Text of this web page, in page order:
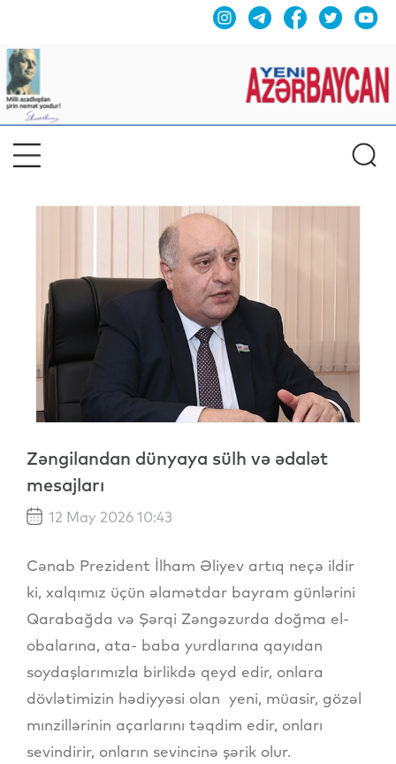
Zəngilandan dünyaya sülh və ədalət
mesajları
12 May 2026 10:43
Cənab Prezident İlham Əliyev artıq neçə ildir
ki, xalqımız üçün əlamətdar bayram günlərini
Qarabağda və Şərqi Zəngəzurda doğma el-
obalarına, ata- baba yurdlarına qayıdan
soydaşlarımızla birlikdə qeyd edir, onlara
dövlətimizin hədiyyəsi olan yeni, müasir, gözəl
mınzillərinin açarlarını təqdim edir, onları
sevindirir, onların sevincinə şərik olur.